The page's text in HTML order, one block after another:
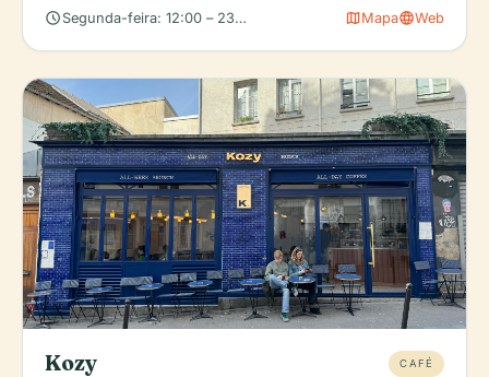
schedule Segunda-feira: 12:00 – 23:00, Terça-feira: 12:00 – 23:00,
mapMapalanguageWeb
Kozy CAFÉ